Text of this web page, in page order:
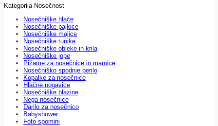
Kategorija Nosečnost
Nosečniške hlače
Nosečniške pajkice
Nosečniške majice
Nosečniške tunike
Nosečniške obleke in krila
Nosečniške jope
Pižame za nosečnice in mamice
Nosečniško spodnje perilo
Kopalke za nosečnice
Hlačne nogavice
Nosečniške blazine
Nega nosečnice
Darilo za nosečnico
Babyshower
Foto spomini